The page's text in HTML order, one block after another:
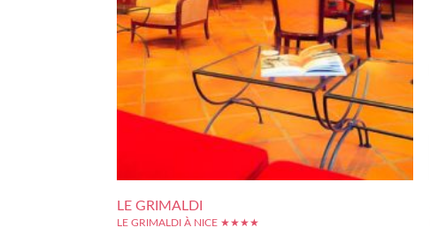
LE GRIMALDI
LE GRIMALDI À NICE ★★★★